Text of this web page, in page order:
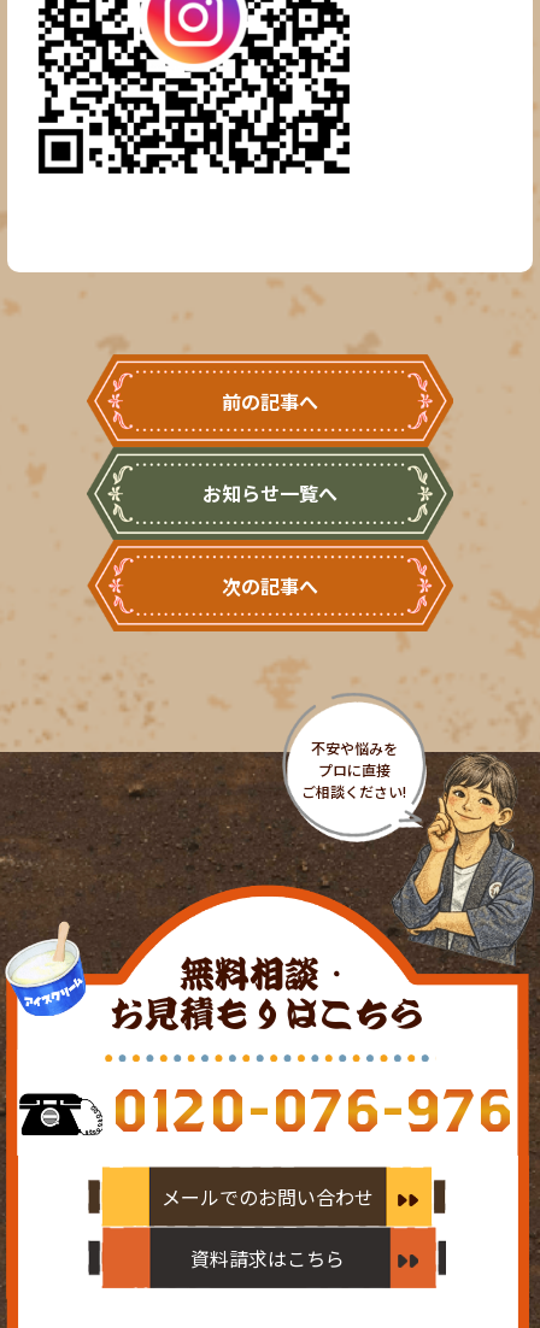
前の記事へ
お知らせ一覧へ
次の記事へ
無料相談・
お見積もりはこちら
0120-076-976
メールでのお問い合わせ
資料請求はこちら